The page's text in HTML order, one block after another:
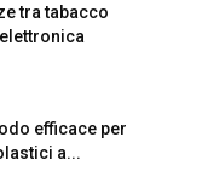
tra tabacco
efficace per
a...